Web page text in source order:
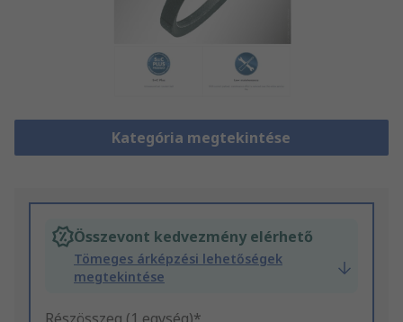
Kategória megtekintése
Összevont kedvezmény elérhető
Tömeges árképzési lehetőségek
megtekintése